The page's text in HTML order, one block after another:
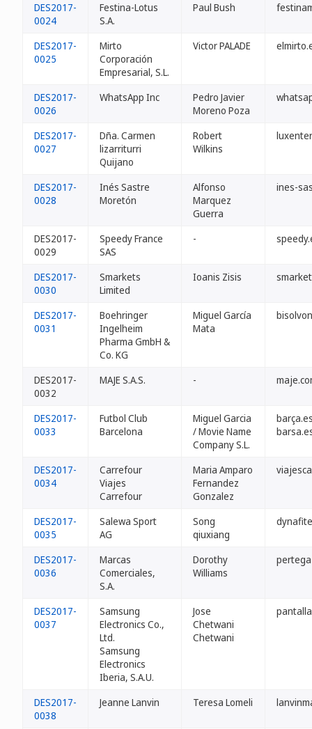
DES2017-
0024
Festina-Lotus
S.A.
Paul Bush
DES2017-
0025
Mirto
Corporación
Empresarial, S.L.
Victor PALADE
DES2017-
0026
WhatsApp Inc
Pedro Javier
Moreno Poza
DES2017-
0027
Dña. Carmen
lizarriturri
Quijano
Robert
Wilkins
DES2017-
0028
Inés Sastre
Moretón
Alfonso
Marquez
Guerra
ines-
DES2017-
0029
Speedy France
SAS
-
DES2017-
0030
Smarkets
Limited
Ioanis Zisis
DES2017-
0031
Boehringer
Ingelheim
Pharma GmbH &
Co. KG
Miguel García
Mata
DES2017-
0032
MAJE S.A.S. -
DES2017-
0033
Futbol Club
Barcelona
Miguel Garcia
/ Movie Name
Company S.L.
DES2017-
0034
Carrefour
Viajes
Carrefour
Maria Amparo
Fernandez
Gonzalez
DES2017-
0035
Salewa Sport
AG
Song
qiuxiang
DES2017-
0036
Marcas
Comerciales,
S.A.
Dorothy
Williams
DES2017-
0037
Samsung
Electronics Co.,
Ltd.
Samsung
Electronics
Iberia, S.A.U.
Jose
Chetwani
Chetwani
DES2017-
0038
Jeanne Lanvin Teresa Lomeli